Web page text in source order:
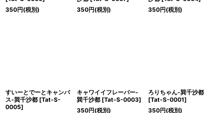
350円(税別)
350円(税別)
350円(税別)
すいーとでーとキャンバ
ス-巽千沙都 [Tat-S-
0005]
キャワイイフレーバー-
巽千沙都 [Tat-S-0003]
350円(税別)
ろりちゃん-巽千沙都
[Tat-S-0001]
350円(税別)